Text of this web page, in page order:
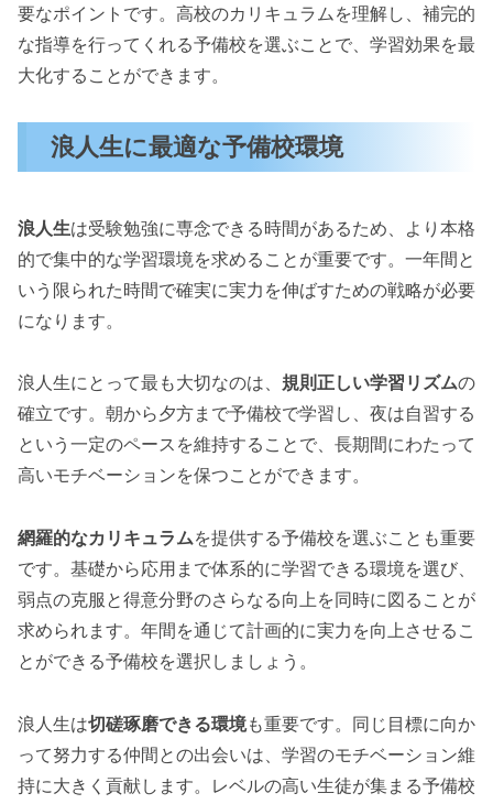
要なポイントです。高校のカリキュラムを理解し、補完的
な指導を行ってくれる予備校を選ぶことで、学習効果を最
大化することができます。
浪人生に最適な予備校環境
浪人生は受験勉強に専念できる時間があるため、より本格
的で集中的な学習環境を求めることが重要です。一年間と
いう限られた時間で確実に実力を伸ばすための戦略が必要
になります。
浪人生にとって最も大切なのは、 規則正しい学習リズムの
確立です。朝から夕方まで予備校で学習し、夜は自習する
という一定のペースを維持することで、長期間にわたって
高いモチベーションを保つことができます。
網羅的なカリキュラムを提供する予備校を選ぶことも重要
です。基礎から応用まで体系的に学習できる環境を選び、
弱点の克服と得意分野のさらなる向上を同時に図ることが
求められます。年間を通じて計画的に実力を向上させるこ
とができる予備校を選択しましょう。
浪人生は切磋琢磨できる環境も重要です。同じ目標に向か
って努力する仲間との出会いは、学習のモチベーション維
持に大きく貢献します。レベルの高い生徒が集まる予備校